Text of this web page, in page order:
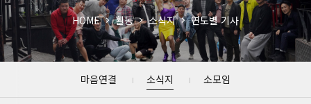
HOME 활동 소식지 연도별 기사
마음연결 소식지 소모임